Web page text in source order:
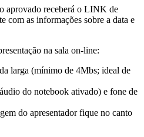
aprovado receberá o LINK de
com as informações sobre a data e
na sala on-line:
larga (mínimo de 4Mbs; ideal de
do notebook ativado) e fone de
do apresentador fique no canto